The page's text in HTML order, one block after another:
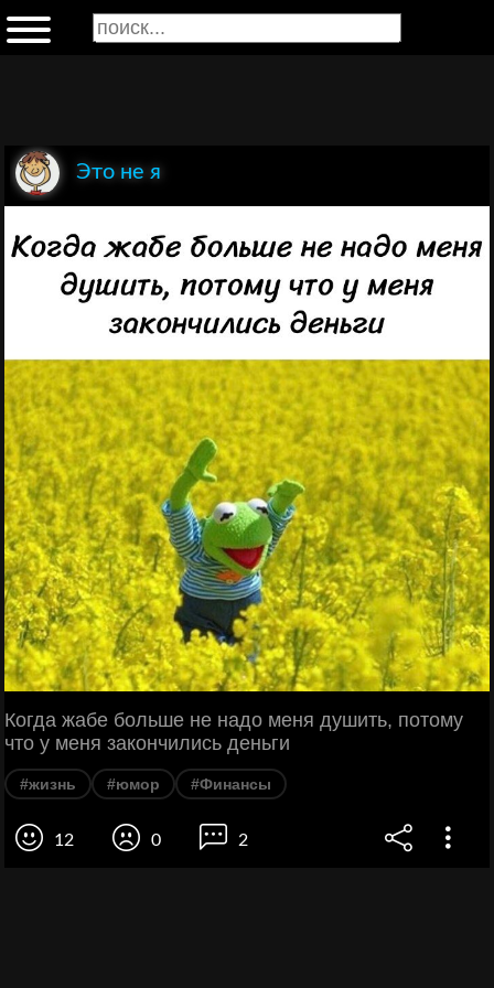
Это не я
Когда жабе больше не надо меня душить, потому
что у меня закончились деньги
#жизнь #юмор #Финансы
12 0 2